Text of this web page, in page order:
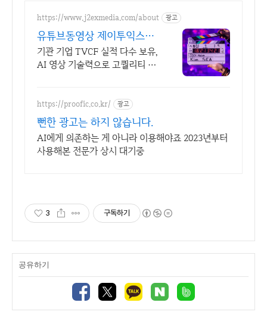
https://www.j2exmedia.com/about 광고
유튜브동영상 제이투익스미
디어
기관 기업 TVCF 실적 다수 보유,
AI 영상 기술력으로 고퀄리티 제
고, 방송송출 대행
https://proofic.co.kr/ 광고
뻔한 광고는 하지 않습니다.
AI에게 의존하는 게 아니라 이용해야죠 2023년부터
사용해본 전문가 상시 대기중
3 구독하기
공유하기